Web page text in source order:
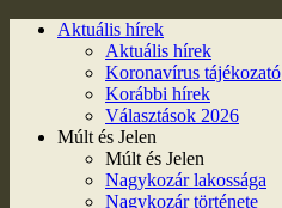
Aktuális hírek
Aktuális hírek
Koronavírus tájékozató
Korábbi hírek
Választások 2026
Múlt és Jelen
Múlt és Jelen
Nagykozár lakossága
Nagykozár története